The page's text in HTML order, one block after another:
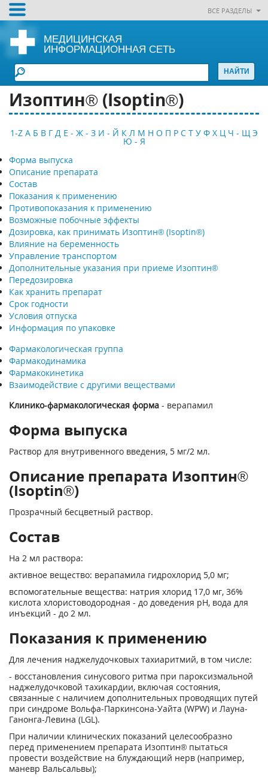
ВСЕ РАЗДЕЛЫ
МЕДИЦИНСКАЯ
ИНФОРМАЦИОННАЯ СЕТЬ
Изоптин® (Isoptin®)
1-Z А Б В Г Д Е - Ж - З И - Й К Л М Н О П Р С Т У Ф Х Ц Ч - Щ Э
Ю - Я
Форма выпуска
Описание препарата
Состав
Показания к применению
Противопоказания к применению
Возможные побочные эффекты
Дозировка, как принимать Изоптин® (Isoptin®)
Влияние на беременность
Управление транспортом
Дополнительные указания при приеме Изоптин®
Передозировка
Как хранить препарат
Срок годности
Условия отпуска
Информация по упаковке
Фармакологическая группа
Фармакодинамика
Фармакокинетика
Взаимодействие с другими веществами
Клинико-фармакологическая форма - верапамил
Форма выпуска
Раствор для внутривенного введения, 5 мг/2 мл.
Описание препарата Изоптин®
(Isoptin®)
Прозрачный бесцветный раствор.
Состав
На 2 мл раствора:
активное вещество: верапамила гидрохлорид 5,0 мг;
вспомогательные вещества: натрия хлорид 17,0 мг, 36%
кислота хлористоводородная - до доведения pH, вода для
инъекций - до 2 мл.
Показания к применению
Для лечения наджелудочковых тахиаритмий, в том числе:
- восстановления синусового ритма при пароксизмальной
наджелудочковой тахикардии, включая состояния,
связанные с наличием дополнительных проводящих путей
при синдроме Вольфа-Паркинсона-Уайта (WPW) и Лауна-
Ганонга-Левина (LGL).
При наличии клинических показаний целесообразно
перед применением препарата Изоптин® пытаться
провести воздействие на блуждающий нерв (например,
маневр Вальсальвы);